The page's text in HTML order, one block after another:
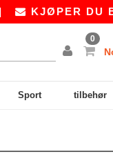
KJØPER DU
0
Sport tilbehør